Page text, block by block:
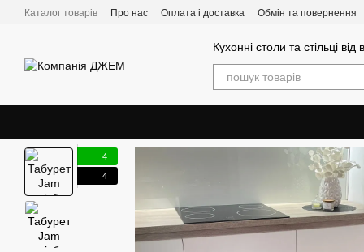
Перейти до основного контенту
Каталог товарів Про нас Оплата і доставка Обмін та повернення
Кухонні столи та стільці
4
4